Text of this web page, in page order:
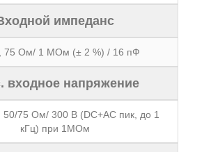
импеданс
75 Ом/ 1 МОм (± 2 %) / 16 пФ
входное напряжение
50/75 Ом/ 300 В (DC+AС пик, до 1
кГц) при 1МОм